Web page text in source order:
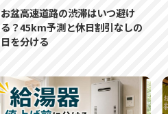
お盆高速道路の渋滞はいつ避け
る？45km予測と休日割引なしの
日を分ける